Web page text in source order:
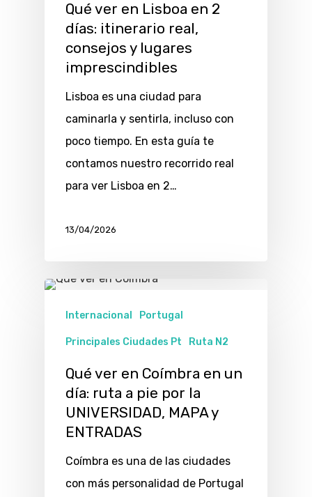
Qué ver en Lisboa en 2
días: itinerario real,
consejos y lugares
imprescindibles
Lisboa es una ciudad para
caminarla y sentirla, incluso con
poco tiempo. En esta guía te
contamos nuestro recorrido real
para ver Lisboa en 2…
13/04/2026
Internacional Portugal
Principales Ciudades Pt Ruta N2
Qué ver en Coímbra en un
día: ruta a pie por la
UNIVERSIDAD, MAPA y
ENTRADAS
Coímbra es una de las ciudades
con más personalidad de Portugal